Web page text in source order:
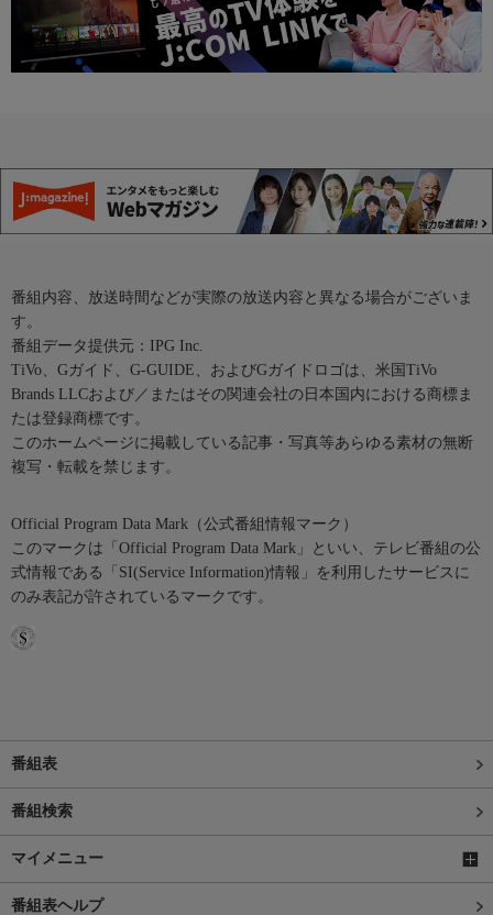
番組内容、放送時間などが実際の放送内容と異なる場合がございま
す。
番組データ提供元：IPG Inc.
TiVo、Gガイド、G-GUIDE、およびGガイドロゴは、米国TiVo
Brands LLCおよび／またはその関連会社の日本国内における商標ま
たは登録商標です。
このホームページに掲載している記事・写真等あらゆる素材の無断
複写・転載を禁じます。
Official Program Data Mark（公式番組情報マーク）
このマークは「Official Program Data Mark」といい、テレビ番組の公
式情報である「SI(Service Information)情報」を利用したサービスに
のみ表記が許されているマークです。
番組表
番組検索
マイメニュー
番組表ヘルプ